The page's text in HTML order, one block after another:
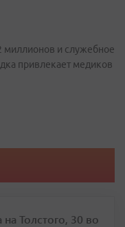
и служебное
привлекает медиков
Толстого, 30 во